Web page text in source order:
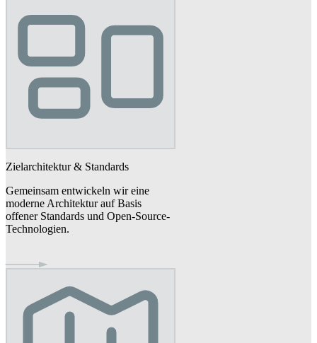
Zielarchitektur & Standards
Gemeinsam entwickeln wir eine
moderne Architektur auf Basis
offener Standards und Open-Source-
Technologien.